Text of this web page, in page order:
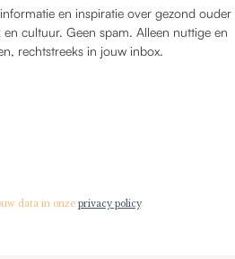
en inspiratie over gezond ouder
cultuur. Geen spam. Alleen nuttige en
rechtstreeks in jouw inbox.
data in onze privacy policy.